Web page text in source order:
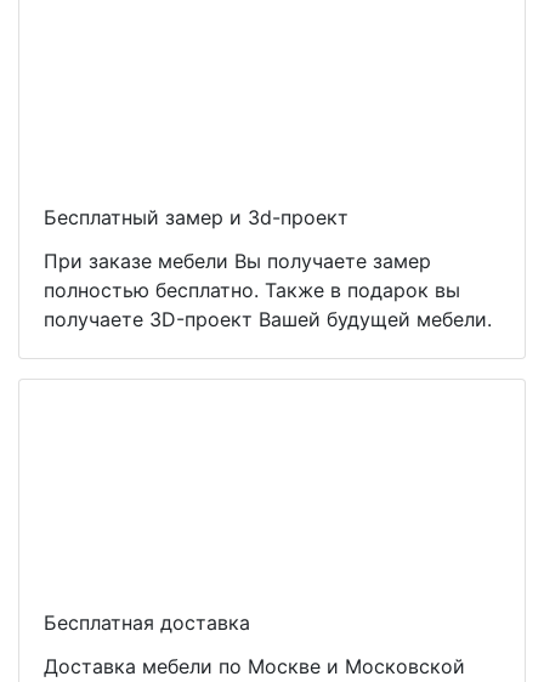
Бесплатный замер и 3d-проект
При заказе мебели Вы получаете замер
полностью бесплатно. Также в подарок вы
получаете 3D-проект Вашей будущей мебели.
Бесплатная доставка
Доставка мебели по Москве и Московской